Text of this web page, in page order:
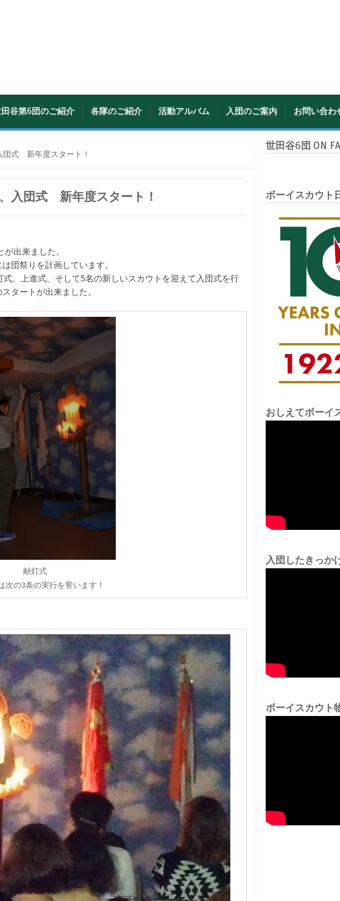
谷第6団のご紹介 各隊のご紹介 活動アルバム 入団のご案内 お問い合わ
式 新年度スタート！
入団式 新年度スタート！
出来ました。
団祭りを計画しています。
、上進式、そして5名の新しいスカウトを迎えて入団式を行
タートが出来ました。
献灯式
次の3条の実行を誓います！
世田谷6団 ON
ボーイスカウト
おしえてボーイ
入団したきっか
ボーイスカウト